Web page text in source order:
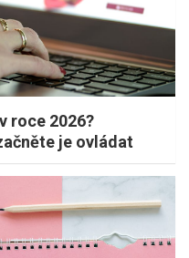
roce 2026?
je ovládat